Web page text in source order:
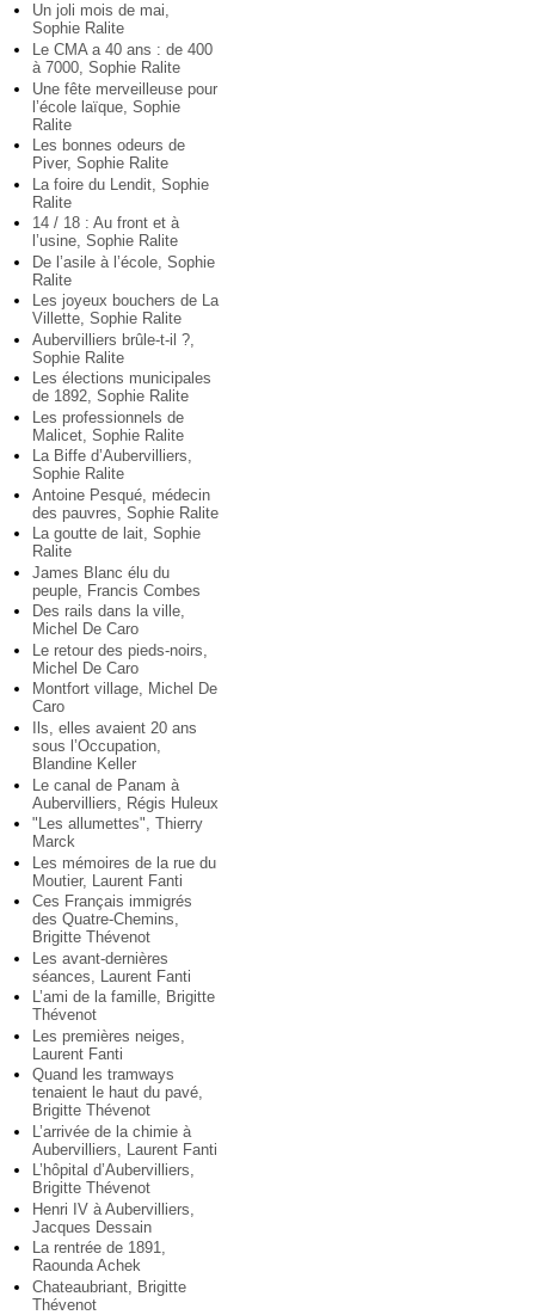
Un joli mois de mai,
Sophie Ralite
Le CMA a 40 ans : de 400
à 7000, Sophie Ralite
Une fête merveilleuse pour
l’école laïque, Sophie
Ralite
Les bonnes odeurs de
Piver, Sophie Ralite
La foire du Lendit, Sophie
Ralite
14 / 18 : Au front et à
l’usine, Sophie Ralite
De l’asile à l’école, Sophie
Ralite
Les joyeux bouchers de La
Villette, Sophie Ralite
Aubervilliers brûle-t-il ?,
Sophie Ralite
Les élections municipales
de 1892, Sophie Ralite
Les professionnels de
Malicet, Sophie Ralite
La Biffe d’Aubervilliers,
Sophie Ralite
Antoine Pesqué, médecin
des pauvres, Sophie Ralite
La goutte de lait, Sophie
Ralite
James Blanc élu du
peuple, Francis Combes
Des rails dans la ville,
Michel De Caro
Le retour des pieds-noirs,
Michel De Caro
Montfort village, Michel De
Caro
Ils, elles avaient 20 ans
sous l’Occupation,
Blandine Keller
Le canal de Panam à
Aubervilliers, Régis Huleux
"Les allumettes", Thierry
Marck
Les mémoires de la rue du
Moutier, Laurent Fanti
Ces Français immigrés
des Quatre-Chemins,
Brigitte Thévenot
Les avant-dernières
séances, Laurent Fanti
L’ami de la famille, Brigitte
Thévenot
Les premières neiges,
Laurent Fanti
Quand les tramways
tenaient le haut du pavé,
Brigitte Thévenot
L’arrivée de la chimie à
Aubervilliers, Laurent Fanti
L’hôpital d’Aubervilliers,
Brigitte Thévenot
Henri IV à Aubervilliers,
Jacques Dessain
La rentrée de 1891,
Raounda Achek
Chateaubriant, Brigitte
Thévenot